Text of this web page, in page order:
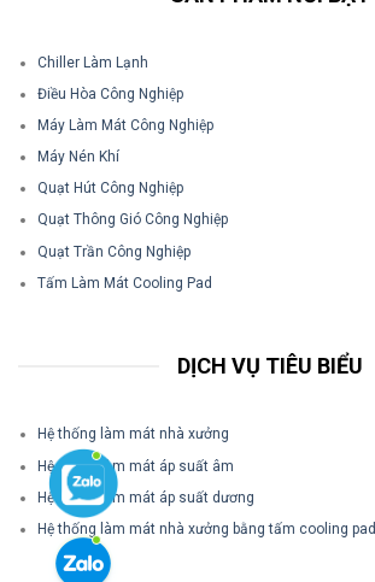
Chiller Làm Lạnh
Điều Hòa Công Nghiệp
Máy Làm Mát Công Nghiệp
Máy Nén Khí
Quạt Hút Công Nghiệp
Quạt Thông Gió Công Nghiệp
Quạt Trần Công Nghiệp
Tấm Làm Mát Cooling Pad
DỊCH VỤ TIÊU BIỂU
Hệ thống làm mát nhà xưởng
Hệ thống làm mát áp suất âm
Hệ thống làm mát áp suất dương
Hệ thống làm mát nhà xưởng bằng tấm cooling pad